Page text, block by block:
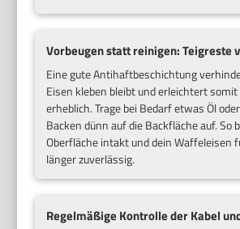
Vorbeugen statt reinigen: Teigreste
Eine gute Antihaftbeschichtung
Eisen kleben bleibt und erleichtert
erheblich. Trage bei Bedarf etwas Öl
Backen dünn auf die Backfläche auf. So
Oberfläche intakt und dein Waffeleisen
länger zuverlässig.
Regelmäßige Kontrolle der Kabel